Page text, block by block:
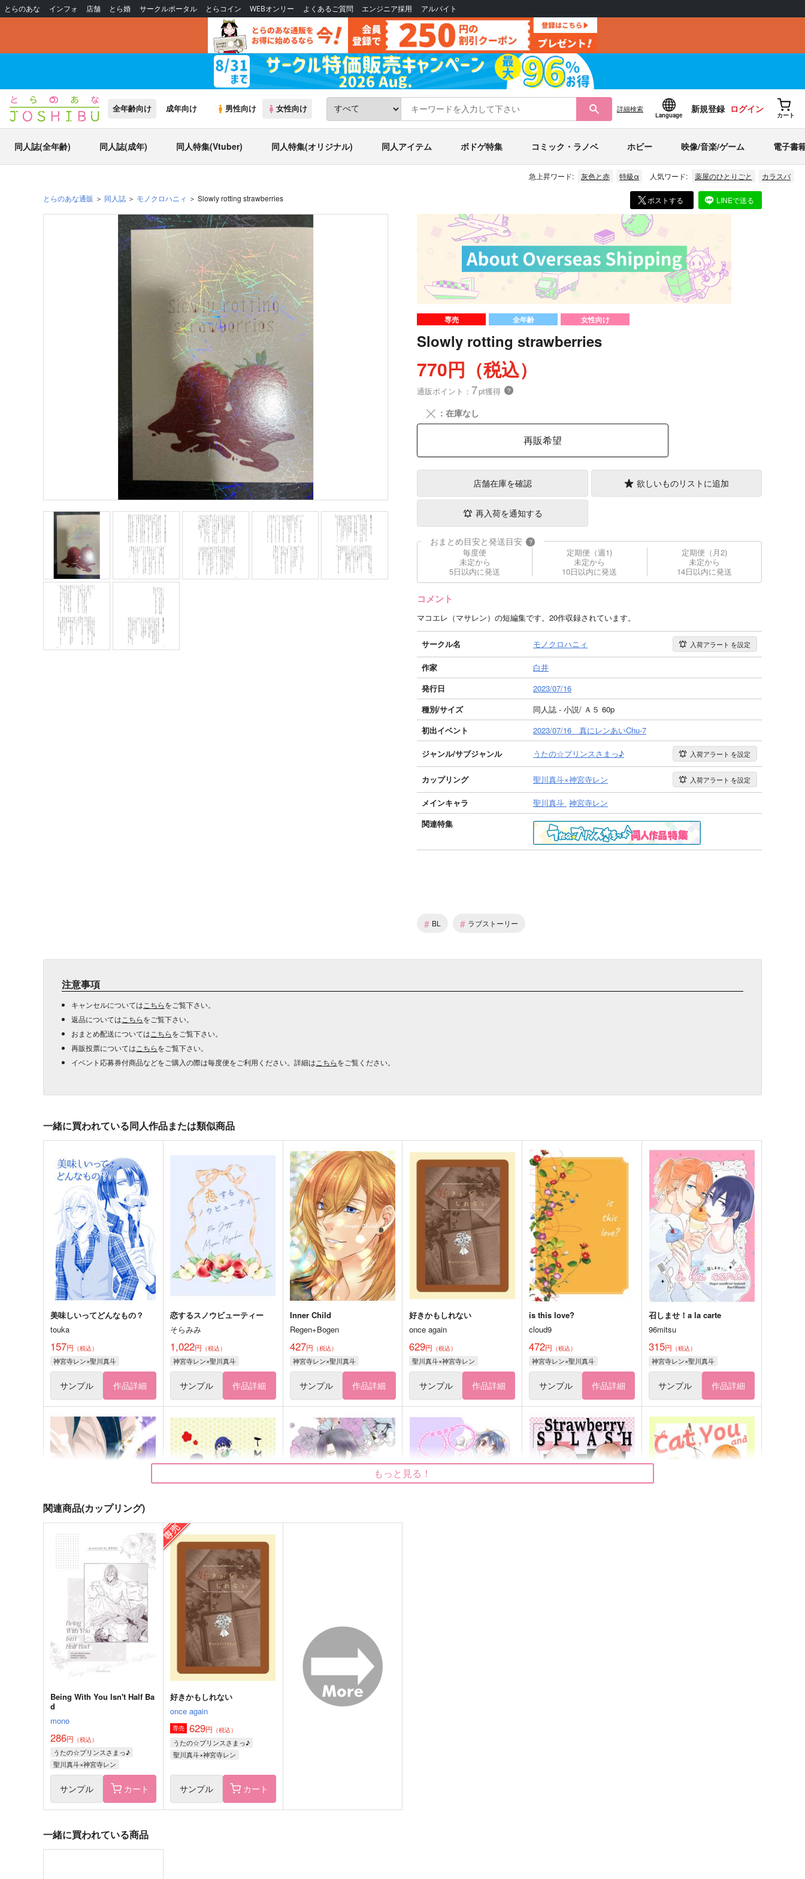
とらのあな インフォ 店舗 とら婚 サークルポータル とらコイン WEBオンリー よくあるご質問 エンジニア採用 アルバイト
全年齢向け 成年向け 男性向け 女性向け 詳細検索
Language
新規登録 ログイン
カート
同人誌(全年齢) 同人誌(成年) 同人特集(Vtuber) 同人特集(オリジナル) 同人アイテム ボドゲ特集 コミック・ラノベ ホビー 映像/音楽/ゲーム 電子書
急上昇ワード: 灰色と赤 特級α 人気ワード: 薬屋のひとりごと カラスバ
とらのあな通販 同人誌 モノクロハニィ Slowly rotting strawberries ポストする LINEで送る
専売 全年齢 女性向け
Slowly rotting strawberries
770円（税込）
通販ポイント： 7pt獲得 ？
╳ ：在庫なし
再販希望
店舗在庫を確認 欲しいものリストに追加
再入荷を通知する
おまとめ目安と発送目安 ?
毎度便
未定から
5日以内に発送
定期便（週1)
未定から
10日以内に発送
定期便（月2)
未定から
14日以内に発送
コメント
マコエレ（マサレン）の短編集です。20作収録されています。
サークル名 モノクロハニィ 入荷アラート を設定
作家
白井
発行日
2023/07/16
種別/サイズ
同人誌 - 小説/ Ａ５ 60p
初出イベント
2023/07/16 真にレンあいChu-7
ジャンル/サブジャンル うたの☆プリンスさまっ♪ 入荷アラート を設定
カップリング 聖川真斗×神宮寺レン 入荷アラート を設定
メインキャラ 聖川真斗 神宮寺レン
関連特集
# BL # ラブストーリー
注意事項
キャンセルについては こちらをご覧下さい。
返品については こちらをご覧下さい。
おまとめ配送については こちらをご覧下さい。
再販投票については こちらをご覧下さい。
イベント応募券付商品などをご購入の際は毎度便をご利用ください。詳細は こちらをご覧ください。
一緒に買われている同人作品または類似商品
美味しいってどんなもの？
touka
157円 （税込）
神宮寺レン×聖川真斗
サンプル 作品詳細
恋するスノウビューティー
そらみみ
1,022円 （税込）
神宮寺レン×聖川真斗
サンプル 作品詳細
Inner Child
Regen+Bogen
427円 （税込）
神宮寺レン×聖川真斗
サンプル 作品詳細
好きかもしれない
once again
629円 （税込）
聖川真斗×神宮寺レン
サンプル 作品詳細
is this love?
cloud9
472円 （税込）
神宮寺レン×聖川真斗
サンプル 作品詳細
召しませ！a la carte
96mitsu
315円 （税込）
神宮寺レン×聖川真斗
サンプル 作品詳細
NEO UNIVERSE
Regen+Bogen
（税込）
神宮寺レン×聖川真斗
サンプル
TMアソート
おいもばたけ
円 （税込）
一ノ瀬トキヤ×聖川真斗
サンプル 作品詳細
一ノ瀬トキヤ×聖川真斗
サンプル 作品詳細
もっと見る！
関連商品(カップリング)
Being With You Isn't Half Ba
d
mono
286円 （税込）
うたの☆プリンスさまっ♪
聖川真斗×神宮寺レン
サンプル カート
好きかもしれない
once again
専売 629円 （税込）
うたの☆プリンスさまっ♪
聖川真斗×神宮寺レン
サンプル カート
一緒に買われている商品